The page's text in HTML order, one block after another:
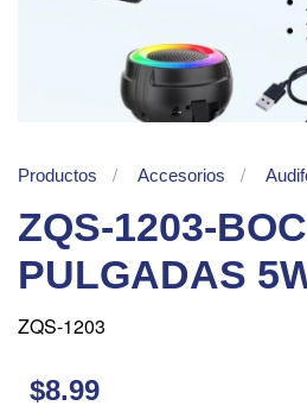
Productos Accesorios
ZQS-1203-
PULGADAS
ZQS-1203
$8.99